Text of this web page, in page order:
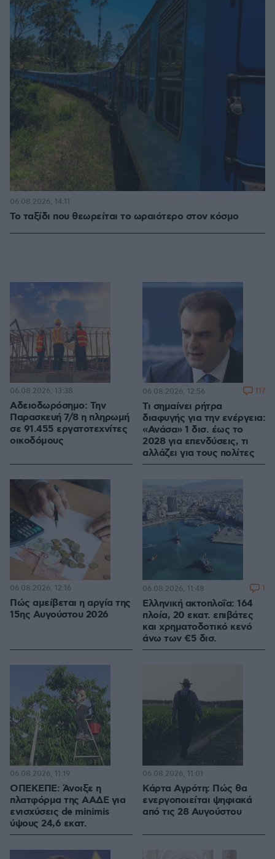
Το ταξίδι που θεωρείται το ωραιότερο στον κόσμο
06.08.2026, 14:11
Αδειοδωρόσημο: Την
Παρασκευή 7/8 η πληρωμή
σε 91.455 εργατοτεχνίτες
οικοδόμους
06.08.2026, 13:38
Τι σημαίνει ρήτρα
διαφυγής για την ενέργεια:
«Ανάσα» 1 δισ. έως το
2028 για επενδύσεις, τι
αλλάζει για τους πολίτες
06.08.2026, 12:56 117
Πώς αμείβεται η αργία της
15ης Αυγούστου 2026
06.08.2026, 12:16
Ελληνική ακτοπλοΐα: 164
πλοία, 20 εκατ. επιβάτες
και χρηματοδοτικό κενό
άνω των €5 δισ.
06.08.2026, 11:48 1
ΟΠΕΚΕΠΕ: Άνοιξε η
πλατφόρμα της ΑΑΔΕ για
ενισχύσεις de minimis
ύψους 24,6 εκατ.
06.08.2026, 11:19
Κάρτα Αγρότη: Πώς θα
ενεργοποιείται ψηφιακά
από τις 28 Αυγούστου
06.08.2026, 11:01